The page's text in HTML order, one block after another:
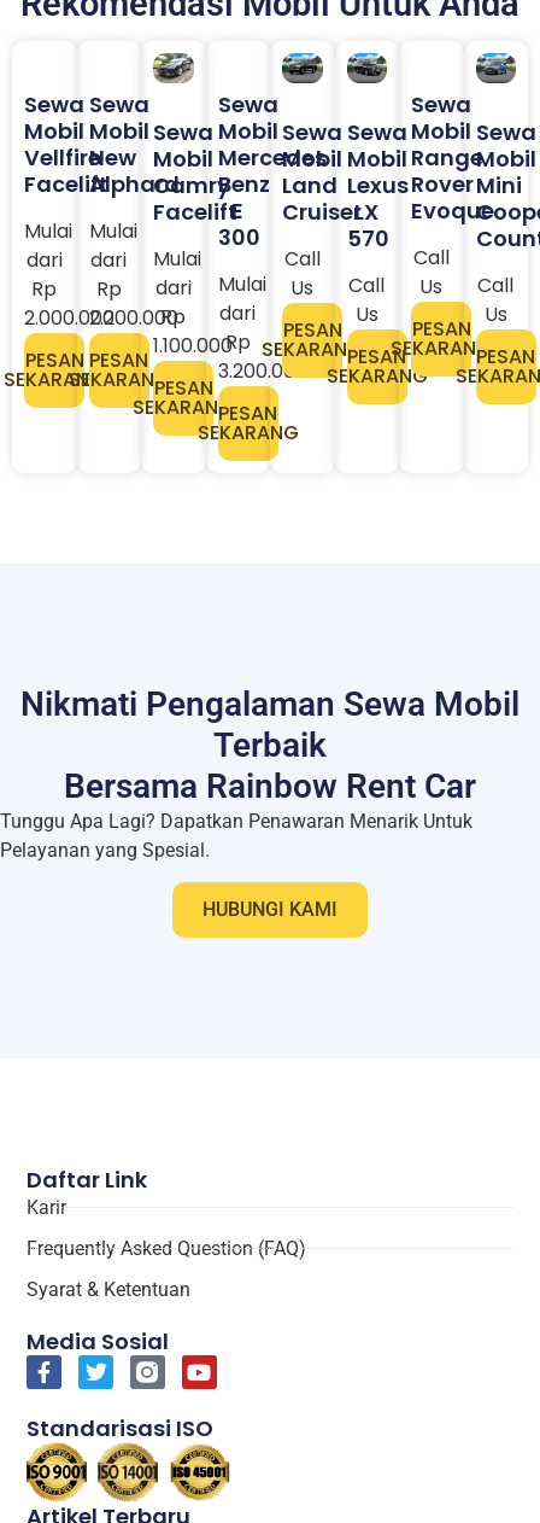
Sewa
Mobil
Vellfire
Facelift
Mulai
dari
Rp
2.000.000
PESAN
SEKARANG
Sewa
Mobil
New
Alphard
Mulai
dari
Rp
2.200.000
PESAN
SEKARANG
Sewa
Mobil
Camry
Facelift
Mulai
dari
Rp
1.100.000
PESAN
SEKARANG
Sewa
Mobil
Mercedes
Benz
E
300
Mulai
dari
Rp
3.200.000​
PESAN
SEKARANG
Sewa
Mobil
Land
Cruiser
Call
Us
PESAN
SEKARANG
Sewa
Mobil
Lexus
LX
570
Call
Us
PESAN
SEKARANG
Sewa
Mobil
Range
Rover
Evoque
Call
Us
PESAN
SEKARANG
Sewa
Mobil
Mini
Call
Us
PESAN
Nikmati Pengalaman Sewa Mobil
Terbaik
Bersama Rainbow Rent Car
Tunggu Apa Lagi? Dapatkan Penawaran Menarik Untuk
Pelayanan yang Spesial.
HUBUNGI KAMI
Artikel Terbaru
Daftar Link
Karir
Frequently Asked Question (FAQ)
Syarat & Ketentuan
Media Sosial
Standarisasi ISO